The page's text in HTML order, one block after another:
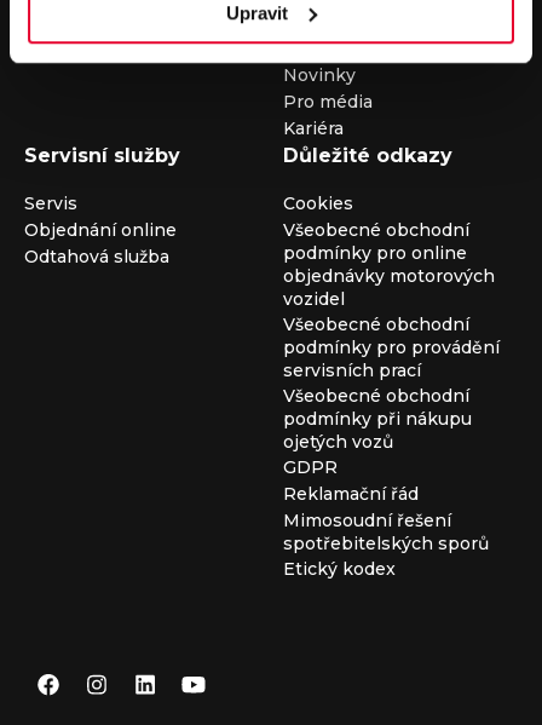
Upravit
Operativní leasing
Louda Auto+ Poděbrady
Obytné vozy
Novinky
Pro média
Kariéra
Servisní služby
Servis
Objednání online
Odtahová služba
Důležité odkazy
Cookies
Všeobecné obchodní
podmínky pro online
objednávky motorových
vozidel
Všeobecné obchodní
podmínky pro provádění
servisních prací
Všeobecné obchodní
podmínky při nákupu
ojetých vozů
GDPR
Reklamační řád
Mimosoudní řešení
spotřebitelských sporů
Etický kodex